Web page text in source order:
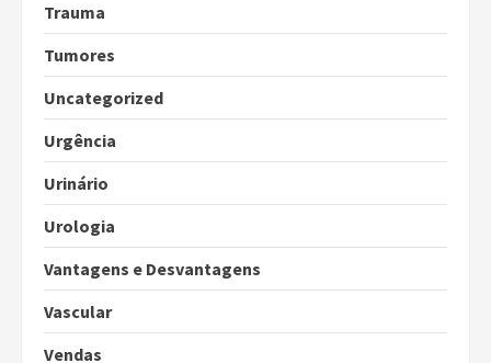
Trauma
Tumores
Uncategorized
Urgência
Urinário
Urologia
Vantagens e Desvantagens
Vascular
Vendas